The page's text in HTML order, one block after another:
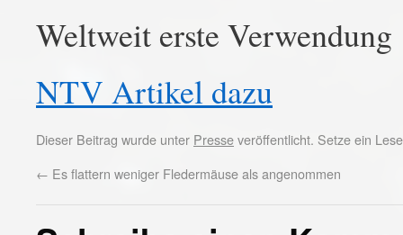
Weltweit erste Verwendung
NTV Artikel dazu
Dieser Beitrag wurde unter Presseveröffentlicht. Setze ein
← Es flattern weniger Fledermäuse als angenommen